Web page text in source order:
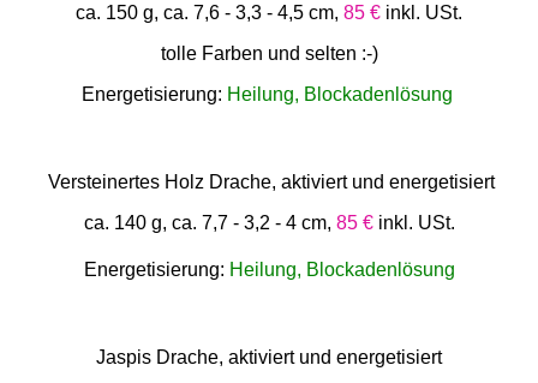
ca. 150 g, ca. 7,6 - 3,3 - 4,5 cm, 85 € inkl. USt.
tolle Farben und selten :-)
Energetisierung: Heilung, Blockadenlösung
Versteinertes Holz Drache, aktiviert und energetisiert
ca. 140 g, ca. 7,7 - 3,2 - 4 cm, 85 € inkl. USt.
Energetisierung: Heilung, Blockadenlösung
Jaspis Drache, aktiviert und energetisiert